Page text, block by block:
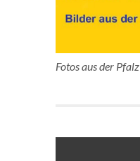
Fotos aus der Pfalz